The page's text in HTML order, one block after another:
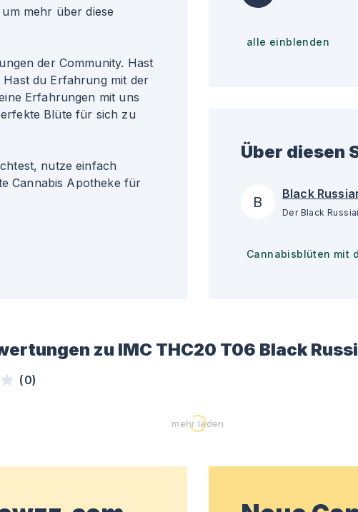
um mehr über diese
der Community. Hast
du Erfahrung mit der
Erfahrungen mit uns
Blüte für sich zu
nutze einfach
Cannabis Apotheke für
alle einblenden
Über diesen
B Black
Cannabisblüten mit
zu IMC THC20 T06 Black
(0)
mehr laden